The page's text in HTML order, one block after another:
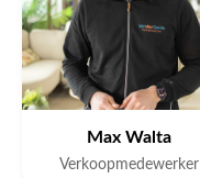
Max Walta
Verkoopmedewerker